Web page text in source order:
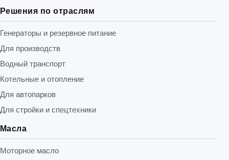
Решения по отраслям
Генераторы и резервное питание
Для производств
Водный транспорт
Котельные и отопление
Для автопарков
Для стройки и спецтехники
Масла
Моторное масло